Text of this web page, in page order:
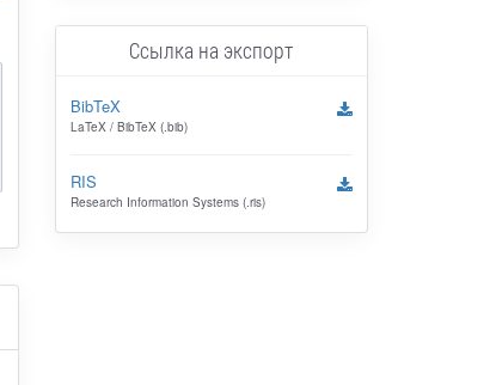
Ссылка на экспорт
BibTeX
LaTeX / BibTeX (.bib)
RIS
Research Information Systems (.ris)